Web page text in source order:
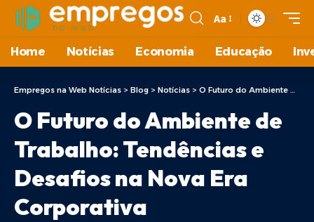
Aa
Home Notícias Economia Educação
Empregos na Web Notícias > Blog > Notícias > O Futuro do Ambiente de Trabalho: Tendências e Desafios na Nova Era Corporativa
O Futuro do Ambiente de
Trabalho: Tendências e
Desafios na Nova Era
Corporativa